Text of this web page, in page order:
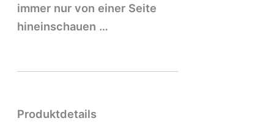
immer nur von einer Seite
hineinschauen …
Produktdetails